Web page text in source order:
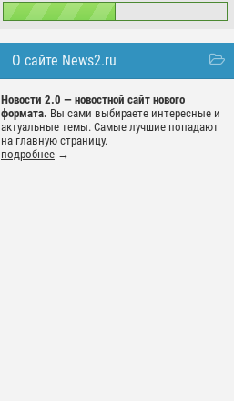
О сайте News2.ru
Новости 2.0 — новостной сайт нового
формата. Вы сами выбираете интересные и
актуальные темы. Самые лучшие попадают
на главную страницу.
подробнее →